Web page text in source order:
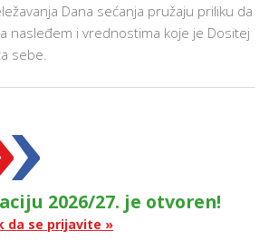
Dana sećanja pružaju priliku da
nasleđem i vrednostima koje je Dositej
sebe.
2026/27. je otvoren!
da se prijavite »